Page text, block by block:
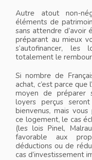
Autre atout non-
éléments de
sans attendre d’avoir
préparant au mieux
s’autofinancer,
totalement le
Si nombre de
achat, c’est parce
moyen de préparer
loyers perçus
bienvenus, mais
ce logement, le cas
(les lois Pinel,
favorable aux
déductions ou de
cas d’investissement